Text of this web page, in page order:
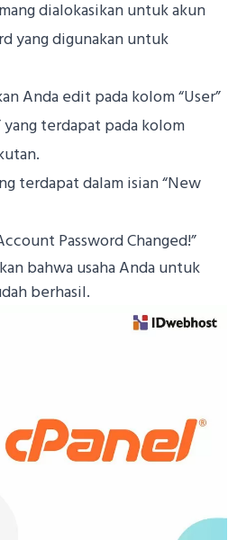
dialokasikan untuk akun
yang digunakan untuk
Anda edit pada kolom “User”
yang terdapat pada kolom
terdapat dalam isian “New
Password Changed!”
bahwa usaha Anda untuk
berhasil.